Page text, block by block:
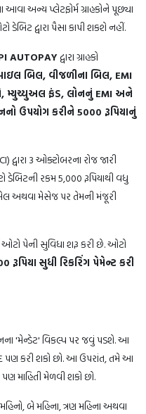
અન્ય પ્લેટફોર્મ ગ્રાહકોને પૂછ્યા
દ્વારા પૈસા કાપી શકશે નહીં.
AUTOPAYદ્વારા ગ્રાહકો
બિલ, વીજળીના બિલ, EMI
મ્યુચ્યુઅલ ફંડ, લોનનું EMI અને
ઉપયોગ કરીને 5000 રૂપિયાનું
3 ઓક્ટોબરના રોજ જારી
રકમ 5,000 રૂપિયાથી વધુ
અથવા મેસેજ પર તેમની મંજૂરી
પેની સુવિધા શરૂ કરી છે. ઓટો
રૂપિયા સુધી રિકરિંગ પેમેન્ટ કરી
'મેન્ડેટ' વિકલ્પ પર જવું પડશે. આ
પણ કરી શકો છો. આ ઉપરાંત, તમે આ
માહિતી મેળવી શકો છો.
બે મહિના, ત્રણ મહિના અથવા